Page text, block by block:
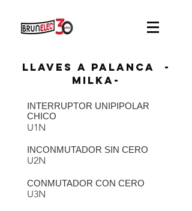
LLAVES A PALANCA -
MILKA-
INTERRUPTOR UNIPIPOLAR
CHICO
U1N
INCONMUTADOR SIN CERO
U2N
CONMUTADOR CON CERO
U3N